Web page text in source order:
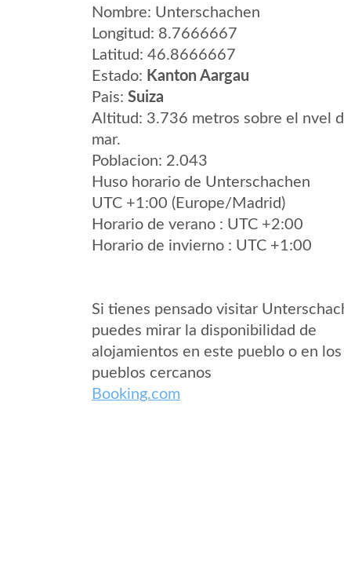
Nombre: Unterschachen
Longitud: 8.7666667
Latitud: 46.8666667
Estado: Kanton Aargau
Pais: Suiza
Altitud: 3.736 metros sobre el nvel
mar.
Poblacion: 2.043
Huso horario de Unterschachen
UTC +1:00 (Europe/Madrid)
Horario de verano : UTC +2:00
Horario de invierno : UTC +1:00
Si tienes pensado visitar
puedes mirar la disponibilidad de
alojamientos en este pueblo o en los
pueblos cercanos
Booking.com